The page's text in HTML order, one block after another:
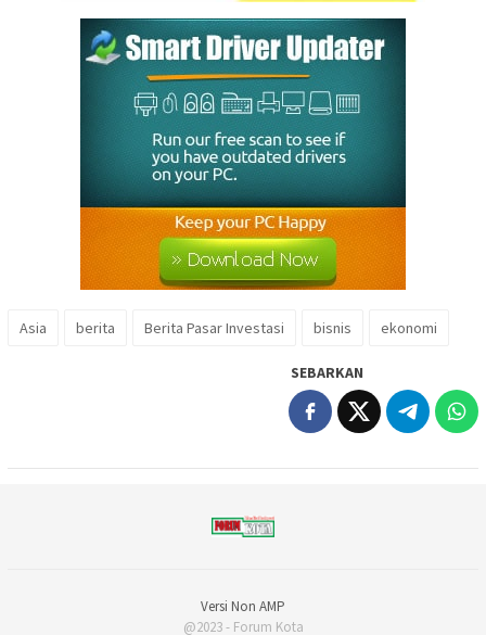
Asia berita Berita Pasar Investasi bisnis ekonomi
SEBARKAN
Versi Non AMP
@2023 - Forum Kota